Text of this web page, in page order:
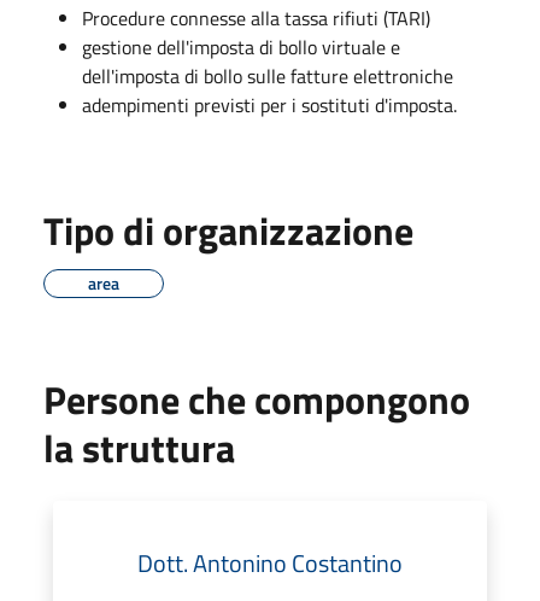
Procedure connesse alla tassa rifiuti (TARI)
gestione dell'imposta di bollo virtuale e
dell'imposta di bollo sulle fatture elettroniche
adempimenti previsti per i sostituti d'imposta.
Tipo di organizzazione
area
Persone che compongono
la struttura
Dott. Antonino Costantino